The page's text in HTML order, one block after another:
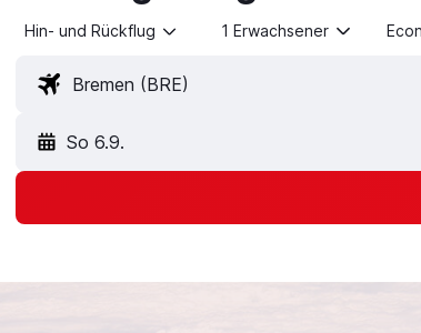
Hin- und Rückflug 1 Erwachsener
So 6.9.